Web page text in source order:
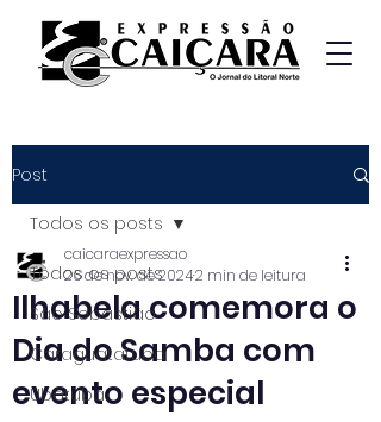
Post
Todos os posts
São Sebastião
Caraguatatuba
Ubatuba
Todos os posts
Ilhabela comemora o
Dia do Samba com
evento especial
caicaraexpressao
26 de nov. de 20242 min de leitura